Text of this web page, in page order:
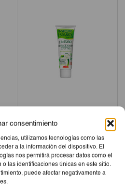
consentimiento
utilizamos tecnologías como las
a la información del dispositivo. El
nos permitirá procesar datos como el
las identificaciones únicas en este sitio.
puede afectar negativamente a
Sana IE 75ml
€3,15
- +